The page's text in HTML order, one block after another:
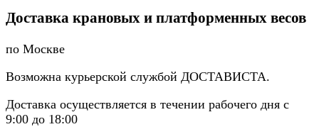
Доставка крановых и платформенных весов
по Москве
Возможна курьерской службой ДОСТАВИСТА.
Доставка осуществляется в течении рабочего дня с
9:00 до 18:00